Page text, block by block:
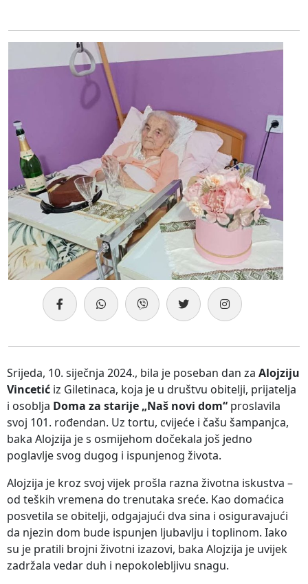
Srijeda, 10. siječnja 2024., bila je poseban dan za Alojziju
Vincetić iz Giletinaca, koja je u društvu obitelji, prijatelja
i osoblja Doma za starije „Naš novi dom“ proslavila
svoj 101. rođendan. Uz tortu, cvijeće i čašu šampanjca,
baka Alojzija je s osmijehom dočekala još jedno
poglavlje svog dugog i ispunjenog života.
Alojzija je kroz svoj vijek prošla razna životna iskustva –
od teških vremena do trenutaka sreće. Kao domaćica
posvetila se obitelji, odgajajući dva sina i osiguravajući
da njezin dom bude ispunjen ljubavlju i toplinom. Iako
su je pratili brojni životni izazovi, baka Alojzija je uvijek
zadržala vedar duh i nepokolebljivu snagu.